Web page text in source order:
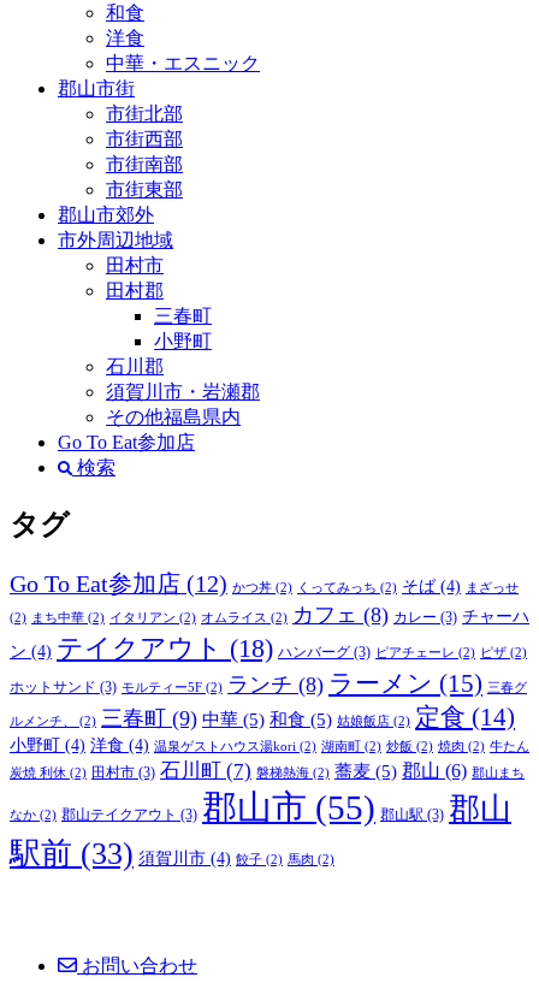
和食
洋食
中華・エスニック
郡山市街
市街北部
市街西部
市街南部
市街東部
郡山市郊外
市外周辺地域
田村市
田村郡
三春町
小野町
石川郡
須賀川市・岩瀬郡
その他福島県内
Go To Eat参加店
検索
タグ
Go To Eat参加店 (12) かつ丼 (2) くってみっち (2) そば(4) まざっせ
(2) まち中華 (2) イタリアン (2) オムライス (2) カフェ (8) カレー (3) チャーハ
ン (4) テイクアウト (18) ハンバーグ (3) ピアチェーレ (2) ピザ (2)
ホットサンド (3) モルティー5F (2) ランチ (8) ラーメン (15) 三春グ
ルメンチ、 (2) 三春町 (9) 中華 (5) 和食 (5) 姑娘飯店 (2) 定食 (14)
小野町 (4) 洋食 (4) 温泉ゲストハウス湯kori (2) 湖南町 (2) 炒飯 (2) 焼肉 (2) 牛たん
炭焼 利休 (2) 田村市 (3) 石川町 (7) 磐梯熱海 (2) 蕎麦 (5) 郡山 (6) 郡山まち
なか (2) 郡山テイクアウト (3) 郡山市 (55) 郡山駅 (3) 郡山
駅前 (33) 須賀川市 (4) 餃子 (2) 馬肉 (2)
お問い合わせ